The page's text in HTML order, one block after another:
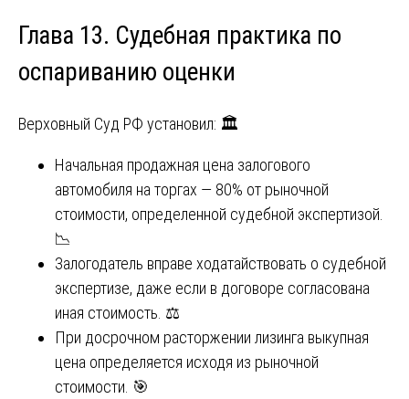
Глава 13. Судебная практика по
оспариванию оценки
Верховный Суд РФ установил: 🏛️
Начальная продажная цена залогового
автомобиля на торгах — 80% от рыночной
стоимости, определенной судебной экспертизой.
📉
Залогодатель вправе ходатайствовать о судебной
экспертизе, даже если в договоре согласована
иная стоимость. ⚖️
При досрочном расторжении лизинга выкупная
цена определяется исходя из рыночной
стоимости. 🎯